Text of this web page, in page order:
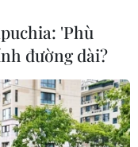
'Phù
đường dài?